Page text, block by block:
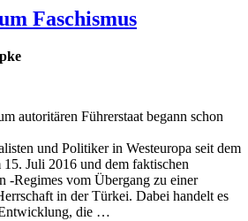
Faschismus
autoritären Führerstaat begann schon
und Politiker in Westeuropa seit dem
15. Juli 2016 und dem faktischen
-Regimes vom Übergang zu einer
in der Türkei. Dabei handelt es
die …